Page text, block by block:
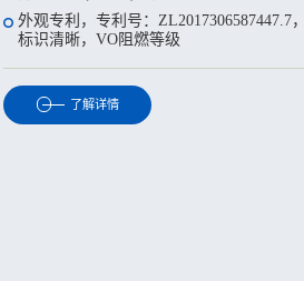
GB3836.4-2010标准
外观专利：专利号：ZL 2017 3 0658741.3
分，防错接HART或ModBus-RTU传输
六年超长质保
外观专利，专利号：ZL2017306587447.7，
标识清晰，VO阻燃等级
了解详情
进行实时监控
特殊的逻辑结构设计，在单功能故障情况
下，保障安全输出
安全输出进行反馈监控，功能异常消除，
安全隐患不积累
IEC 61326-3-1、IEC61508标准执行
外观专利，UV标识清晰永久，外观大方，
新颖耐磨
模块化工业设计，采用DIN导轨安装使捷，
使用播拔端子，易于安装和维护
损坏
支持主流通讯协议，支持Modbus/RTU、
和冰冻环境下的性能，且不干扰其测量的
输出值
了解详情
DC 1000V电源隔离，反接保护，满足各种
苛工业现场的需求
了解详情
的场合
了解详情
了解详情